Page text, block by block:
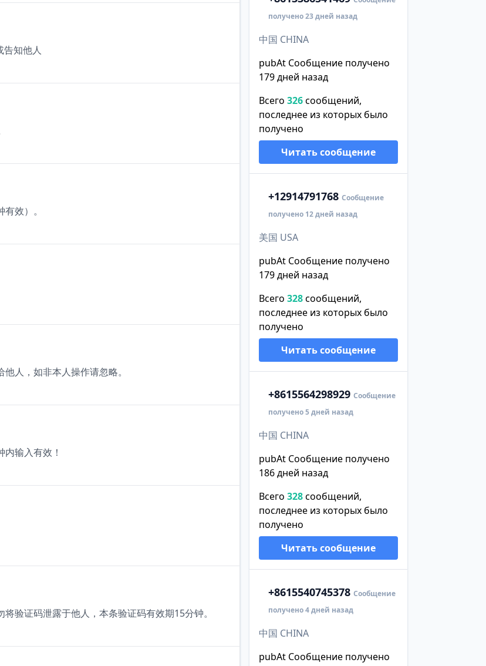
告知他人
效）。
人，如非本人操作请忽略。
输入有效！
验证码泄露于他人，本条验证码有效期15分钟。
получено 23 дней назад
中国 CHINA
pubAt Сообщение получено
179 дней назад
Всего 326сообщений,
последнее из которых было
получено
Читать сообщение
+12914791768 Сообщение
получено 12 дней назад
美国 USA
pubAt Сообщение получено
179 дней назад
Всего 328сообщений,
последнее из которых было
получено
Читать сообщение
+8615564298929 Сообщение
получено 5 дней назад
中国 CHINA
pubAt Сообщение получено
186 дней назад
Всего 328сообщений,
последнее из которых было
получено
Читать сообщение
+8615540745378 Сообщение
получено 4 дней назад
中国 CHINA
pubAt Сообщение получено